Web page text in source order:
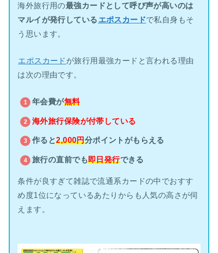
海外旅行用の最強カードとして呼び声が高いのは
マルイが発行している エポスカードで私自身もそ
う思います。
エポスカード が旅行用最強カードと言われる理由
は次の理由です。
年会費が無料
海外旅行保険が付帯している
作ると2,000円分ポイントがもらえる
旅行の直前でも即日発行できる
条件が良すぎて雑誌で流通系カードの中でおすす
め度1位になっているあたりからも人気の高さが伺
えます。